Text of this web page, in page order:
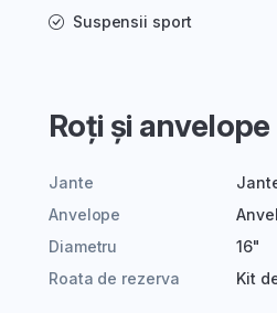
Suspensii sport
Roți și anvelope
Jante
Anvelope
Diametru
16"
Roata de rezerva
Kit